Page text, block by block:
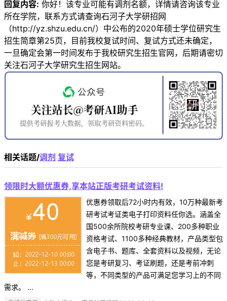
回复内容: 你好！该专业可能有调剂名额，详情请咨询该专业
所在学院，联系方式请查询石河子大学研招网
（http://yz.shzu.edu.cn/）中公布的2020年硕士学位研究生
招生简章第25页，目前我校复试时间、复试方式还未确定，
一旦确定会第一时间发布于我校研究生招生官网，后期请密切
关注石河子大学研究生招生网站。
相关话题/调剂 复试
领限时大额优惠券,享本站正版考研考试资料!
优惠券领取后72小时内有效，10万种最新考
研考试考证类电子打印资料任你选。涵盖全
国500余所院校考研专业课、200多种职业
资格考试、1100多种经典教材，产品类型包
含电子书、题库、全套资料以及视频，无论
您是考研复习、考证刷题，还是考前冲刺
等，不同类型的产品可满足您学习上的不同
需求。 ...